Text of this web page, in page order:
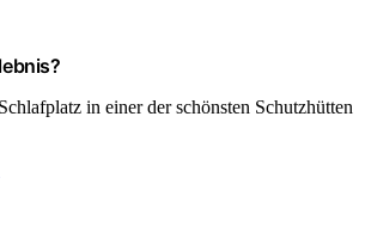
in einer der schönsten Schutzhütten